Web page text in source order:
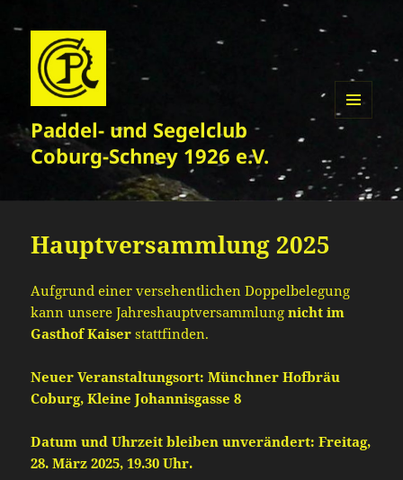
Paddel- und Segelclub
Coburg-Schney 1926 e.V.
MENÜ
WIDGETS
Hauptversammlung 2025
Aufgrund einer versehentlichen Doppelbelegung
kann unsere Jahreshauptversammlung nicht im
Gasthof Kaiser stattfinden.
Neuer Veranstaltungsort: Münchner Hofbräu
Coburg, Kleine Johannisgasse 8
Datum und Uhrzeit bleiben unverändert: Freitag,
28. März 2025, 19.30 Uhr.